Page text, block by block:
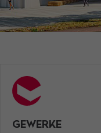
Have any
+44 1234 567
About us
Lorem ipsum
GEWERKE